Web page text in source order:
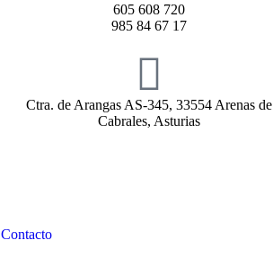
605 608 720
985 84 67 17
Ctra. de Arangas AS-345, 33554 Arenas de
Cabrales, Asturias
Contacto